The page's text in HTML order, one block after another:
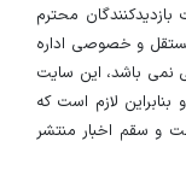
محترم
و خصوصی اداره
نمی باشد، این سایت
لازم است که
و سقم اخبار منتشر